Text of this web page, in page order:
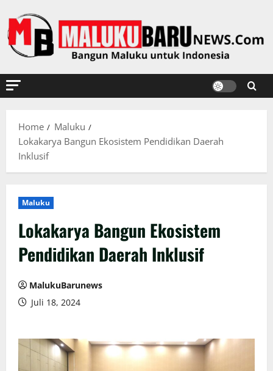
to
content
Home
Maluku
Lokakarya Bangun Ekosistem Pendidikan Daerah
Inklusif
Maluku
Lokakarya Bangun Ekosistem
Pendidikan Daerah Inklusif
MalukuBarunews
Juli 18, 2024